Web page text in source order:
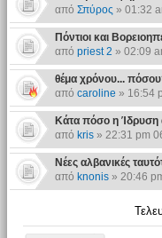
από Σπύρος » 01:32
Πόντιοι και
από priest 2 » 02:09
θέμα χρόνου...
από caroline » 16:54
Κάτα πόσο η Ίδρυση
από kris» 22:31 pm
Νέες αλβανικές
από knonis» 20:46